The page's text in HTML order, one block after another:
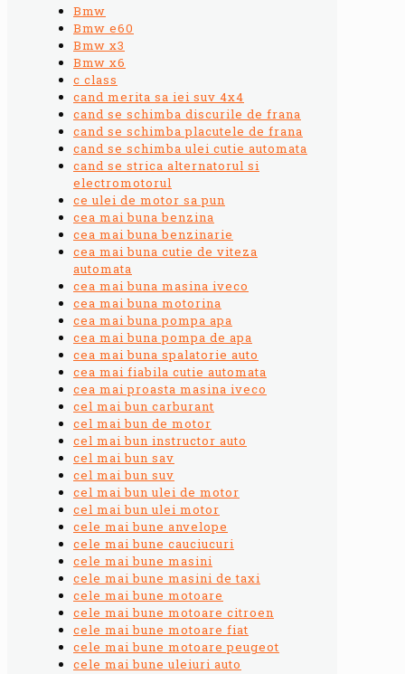
Bmw
Bmw e60
Bmw x3
Bmw x6
c class
cand merita sa iei suv 4x4
cand se schimba discurile de frana
cand se schimba placutele de frana
cand se schimba ulei cutie automata
cand se strica alternatorul si
electromotorul
ce ulei de motor sa pun
cea mai buna benzina
cea mai buna benzinarie
cea mai buna cutie de viteza
automata
cea mai buna masina iveco
cea mai buna motorina
cea mai buna pompa apa
cea mai buna pompa de apa
cea mai buna spalatorie auto
cea mai fiabila cutie automata
cea mai proasta masina iveco
cel mai bun carburant
cel mai bun de motor
cel mai bun instructor auto
cel mai bun sav
cel mai bun suv
cel mai bun ulei de motor
cel mai bun ulei motor
cele mai bune anvelope
cele mai bune cauciucuri
cele mai bune masini
cele mai bune masini de taxi
cele mai bune motoare
cele mai bune motoare citroen
cele mai bune motoare fiat
cele mai bune motoare peugeot
cele mai bune uleiuri auto